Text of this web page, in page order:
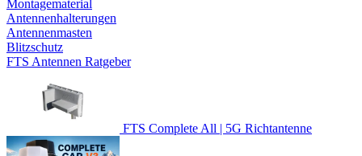
Montagematerial
Antennenhalterungen
Antennenmasten
Blitzschutz
FTS Antennen Ratgeber
FTS Complete All | 5G Richtantenne